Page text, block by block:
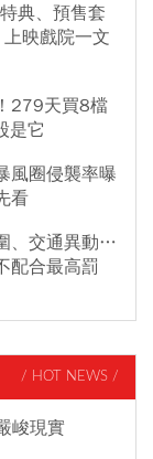
典、預售套
映戲院一文
279天買8檔
是它
風圈侵襲率曝
看
、交通異動…
配合最高罰
/ HOT NEWS /
峻現實